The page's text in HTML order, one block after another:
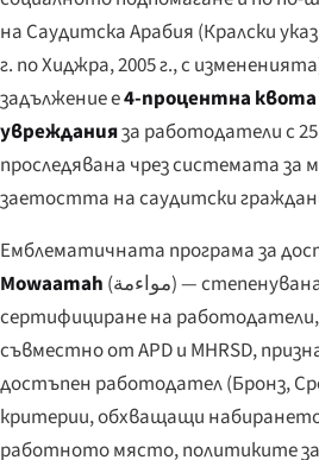
на Саудитска Арабия (Кралски
г. по Хиджра, 2005 г., с
задължение е4-процентна квота
уврежданияза работодатели с
проследявана чрез системата за
заетостта на саудитски
Емблематичната програма за
Mowaamah (مواءمة) —
сертифициране на
съвместно от APD и MHRSD,
достъпен работодател (Бронз,
критерии, обхващащи
работното място, политиките за